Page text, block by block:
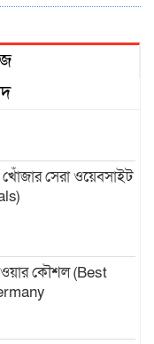
খোঁজার সেরা ওয়েবসাইট
কৌশল (Best